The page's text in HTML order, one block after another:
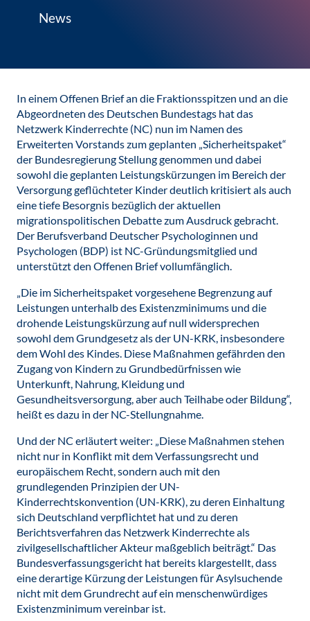
News
In einem Offenen Brief an die Fraktionsspitzen und an die
Abgeordneten des Deutschen Bundestags hat das
Netzwerk Kinderrechte (NC) nun im Namen des
Erweiterten Vorstands zum geplanten „Sicherheitspaket“
der Bundesregierung Stellung genommen und dabei
sowohl die geplanten Leistungskürzungen im Bereich der
Versorgung geflüchteter Kinder deutlich kritisiert als auch
eine tiefe Besorgnis bezüglich der aktuellen
migrationspolitischen Debatte zum Ausdruck gebracht.
Der Berufsverband Deutscher Psychologinnen und
Psychologen (BDP) ist NC-Gründungsmitglied und
unterstützt den Offenen Brief vollumfänglich.
„Die im Sicherheitspaket vorgesehene Begrenzung auf
Leistungen unterhalb des Existenzminimums und die
drohende Leistungskürzung auf null widersprechen
sowohl dem Grundgesetz als der UN-KRK, insbesondere
dem Wohl des Kindes. Diese Maßnahmen gefährden den
Zugang von Kindern zu Grundbedürfnissen wie
Unterkunft, Nahrung, Kleidung und
Gesundheitsversorgung, aber auch Teilhabe oder Bildung“,
heißt es dazu in der NC-Stellungnahme.
Und der NC erläutert weiter: „Diese Maßnahmen stehen
nicht nur in Konflikt mit dem Verfassungsrecht und
europäischem Recht, sondern auch mit den
grundlegenden Prinzipien der UN-
Kinderrechtskonvention (UN-KRK), zu deren Einhaltung
sich Deutschland verpflichtet hat und zu deren
Berichtsverfahren das Netzwerk Kinderrechte als
zivilgesellschaftlicher Akteur maßgeblich beiträgt.“ Das
Bundesverfassungsgericht hat bereits klargestellt, dass
eine derartige Kürzung der Leistungen für Asylsuchende
nicht mit dem Grundrecht auf ein menschenwürdiges
Existenzminimum vereinbar ist.